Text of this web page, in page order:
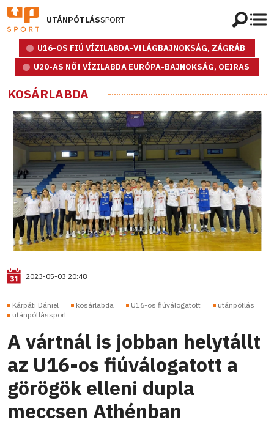
UTÁNPÓTLÁSSPORT
U16-OS FIÚ VÍZILABDA-VILÁGBAJNOKSÁG, ZÁGRÁB
U20-AS NŐI VÍZILABDA EURÓPA-BAJNOKSÁG, OEIRAS
KOSÁRLABDA
2023-05-03 20:48
Kárpáti Dániel kosárlabda U16-os fiúválogatott
utánpótlás
utánpótlássport
A vártnál is jobban helytállt
az U16-os fiúválogatott a
görögök elleni dupla
meccsen Athénban